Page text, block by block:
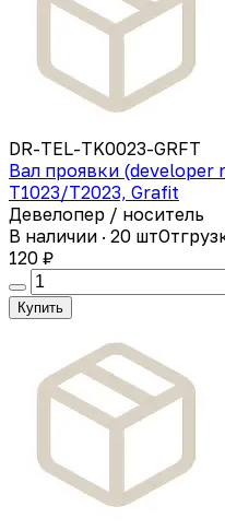
DR-TEL-TK0023-GRFT
Вал проявки (developer
Т1023/Т2023, Grafit
Девелопер / носитель
В наличии · 20 шт
120 ₽
Купить